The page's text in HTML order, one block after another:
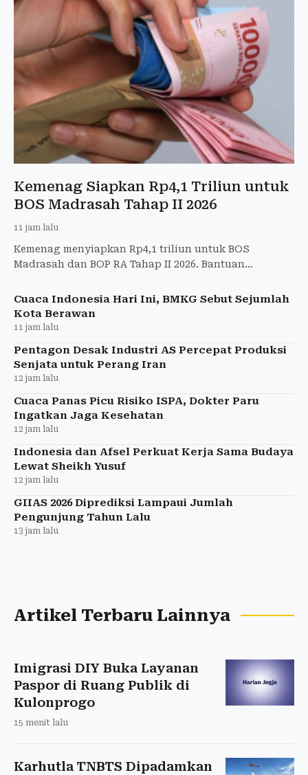
Kemenag Siapkan Rp4,1 Triliun untuk
BOS Madrasah Tahap II 2026
11 jam lalu
Kemenag menyiapkan Rp4,1 triliun untuk BOS
Madrasah dan BOP RA Tahap II 2026. Bantuan
Cuaca Indonesia Hari Ini, BMKG Sebut Sejumlah
Kota Berawan
11 jam lalu
Pentagon Desak Industri AS Percepat Produksi
Senjata untuk Perang Iran
12 jam lalu
Cuaca Panas Picu Risiko ISPA, Dokter Paru
Ingatkan Jaga Kesehatan
12 jam lalu
Indonesia dan Afsel Perkuat Kerja Sama Budaya
Lewat Sheikh Yusuf
12 jam lalu
GIIAS 2026 Diprediksi Lampaui Jumlah
Pengunjung Tahun Lalu
13 jam lalu
Artikel Terbaru Lainnya
Imigrasi DIY Buka Layanan
Paspor di Ruang Publik di
Kulonprogo
15 menit lalu
Karhutla TNBTS Dipadamkan